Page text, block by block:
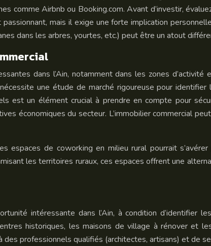
comme Airbnb ou Booking.com. Avant d’investir,
mais il exige une forte implication
dans les arbres, yourtes, etc.) peut être un atout
dans l’Ain, notamment dans les zones
une étude de marché rigoureuse pour
est un élément crucial à prendre en compte pour
économiques du secteur. L’immobilier commercial
espaces de coworking en milieu rural pourrait
les territoires ruraux, ces espaces offrent une
intéressante dans l’Ain, à condition
historiques, les maisons de village à rénover et
professionnels qualifiés (architectes, artisans) et de